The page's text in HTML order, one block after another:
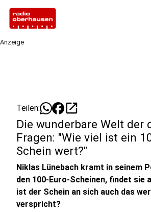
Anzeige
Teilen: open_in_new
Die wunderbare Welt der
Fragen: "Wie viel ist ein
Schein wert?"
Niklas Lünebach kramt in seinem
den 100-Euro-Scheinen, findet sie
ist der Schein an sich auch das
verspricht?